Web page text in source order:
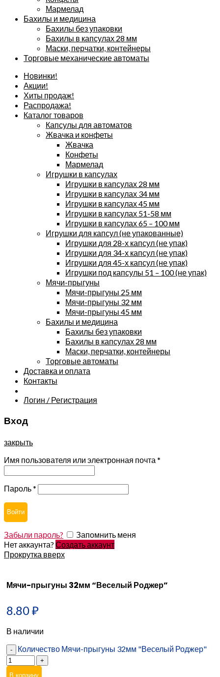
Мармелад
Бахилы и медицина
Бахилы без упаковки
Бахилы в капсулах 28 мм
Маски, перчатки, контейнеры
Торговые механические автоматы
Новинки!
Акции!
Хиты продаж!
Распродажа!
Каталог товаров
Капсулы для автоматов
Жвачка и конфеты
Жвачка
Конфеты
Мармелад
Игрушки в капсулах
Игрушки в капсулах 28 мм
Игрушки в капсулах 34 мм
Игрушки в капсулах 45 мм
Игрушки в капсулах 51-58 мм
Игрушки в капсулах 65 – 100 мм
Игрушки для капсул (не упакованные)
Игрушки для 28-х капсул (не упак)
Игрушки для 34-х капсул (не упак)
Игрушки для 45-х капсул (не упак)
Игрушки под капсулы 51 – 100 (не упак)
Мячи-прыгуны
Мячи-прыгуны 25 мм
Мячи-прыгуны 32 мм
Мячи-прыгуны 45 мм
Бахилы и медицина
Бахилы без упаковки
Бахилы в капсулах 28 мм
Маски, перчатки, контейнеры
Торговые автоматы
Доставка и оплата
Контакты
Логин / Регистрация
Вход
закрыть
Имя пользователя или электронная почта *
Пароль*
Войти
Забыли пароль?
Запомнить меня
Нет аккаунта? Создать аккаунт
Прокрутка вверх
Мячи-прыгуны 32мм “Веселый Роджер”
8.80₽
В наличии
Количество Мячи-прыгуны 32мм "Веселый Роджер"
В корзину